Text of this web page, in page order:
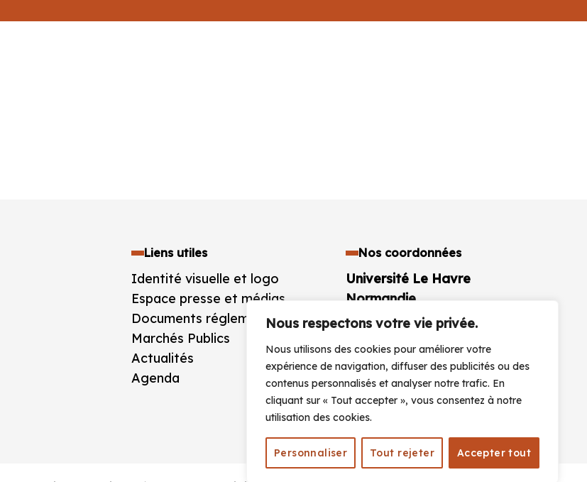
Nous respectons votre vie privée.
Nous utilisons des cookies pour améliorer votre
expérience de navigation, diffuser des publicités ou des
contenus personnalisés et analyser notre trafic. En
cliquant sur « Tout accepter », vous consentez à notre
utilisation des cookies.
Personnaliser Tout rejeter Accepter tout
Liens utiles
Identité visuelle et logo
Espace presse et médias
Documents réglementaires
Marchés Publics
Actualités
Agenda
Nos coordonnées
Université Le Havre
Normandie
25 rue Philippe Lebon BP 1123
France
+33 (0)2 32 74 40 00
CONTACTEZ-NOUS